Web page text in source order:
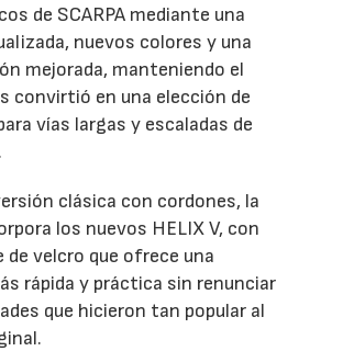
de SCARPA mediante una
nuevos colores y una
mejorada, manteniendo el
convirtió en una elección de
vías largas y escaladas de
clásica con cordones, la
los nuevos HELIX V, con
de velcro que ofrece una
rápida y práctica sin renunciar
que hicieron tan popular al